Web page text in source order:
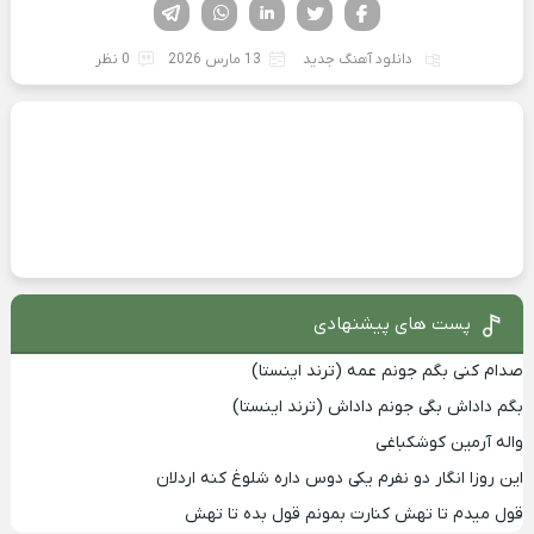
لینکدین تویتر
فیسوک
دانلود آهنگ جدید 13 مارس 2026 0 نظر
پست های پیشنهادی
صدام کنی بگم جونم عمه (ترند اینستا)
بگم داداش بگی جونم داداش (ترند اینستا)
واله آرمین کوشکباغی
این روزا انگار دو نفرم یکی دوس داره شلوغ کنه اردلان
قول میدم تا تهش کنارت بمونم قول بده تا تهش